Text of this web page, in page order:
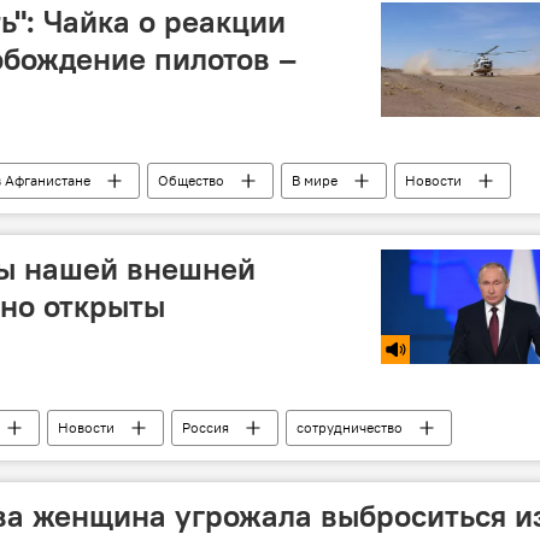
Чайка о реакции
пилотов –
Общество В мире
Новости
нашей внешней
открыты
Новости Россия
сотрудничество
Россия Политика
В мире
женщина угрожала выброситься